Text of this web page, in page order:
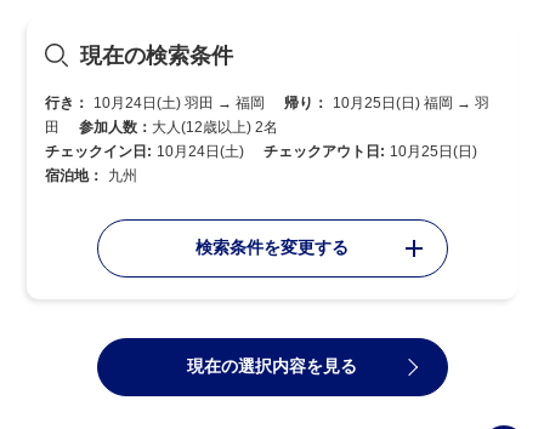
現在の検索条件
行き： 10月24日(土) 羽田 → 福岡 帰り：
10月25日(日) 福岡 → 羽
田
参加人数： 大人(12歳以上) 2名
チェックイン日: 10月24日(土) チェックアウト日: 10月25日(日)
宿泊地：
九州
検索条件を変更する
現在の選択内容を見る